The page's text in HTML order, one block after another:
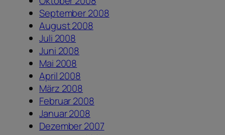
September 2008
August 2008
Juli 2008
Juni 2008
Mai 2008
April 2008
März 2008
Februar 2008
Januar 2008
Dezember 2007